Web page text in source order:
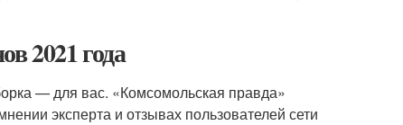
2021 года
— для вас. «Комсомольская правда»
эксперта и отзывах пользователей сети